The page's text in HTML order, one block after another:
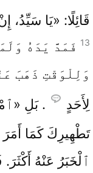
قَائِلًا: «يَا
13 فَمَدَّ يَدَهُ
وَلِلْوَقْتِ ذَهَبَ
لِأَحَدٍ
. بَلِ
تَطْهِيرِكَ كَمَا
ٱلْخَبَرُ عَنْهُ